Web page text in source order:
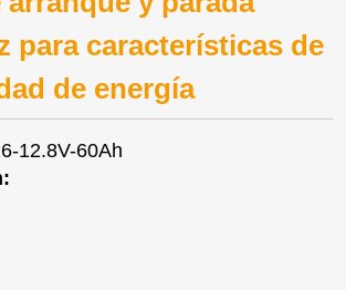
para características de
de energía
12.8V-60Ah